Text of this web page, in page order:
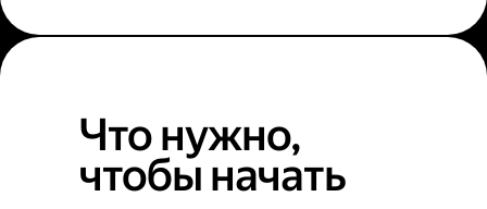
Что нужно,
чтобы начать